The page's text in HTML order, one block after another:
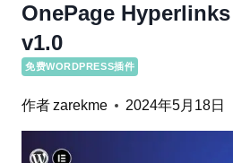
OnePage
v1.0
免费WORDPRESS插件
作者zarekme 2024年5月18日